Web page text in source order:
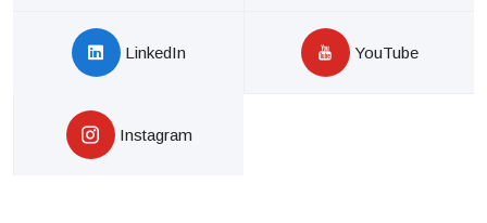
LinkedIn YouTube
Instagram